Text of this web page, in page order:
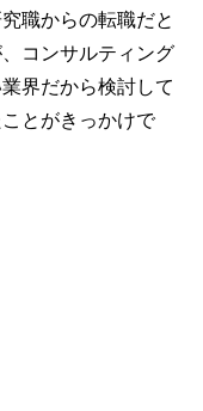
職からの転職だと
コンサルティング
界だから検討して
とがきっかけで